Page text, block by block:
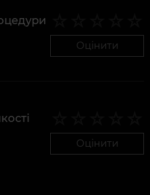
Оцінити
Оцінити